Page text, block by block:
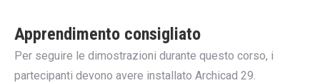
Apprendimento consigliato
Per seguire le dimostrazioni durante questo corso, i
partecipanti devono avere installato Archicad 29.